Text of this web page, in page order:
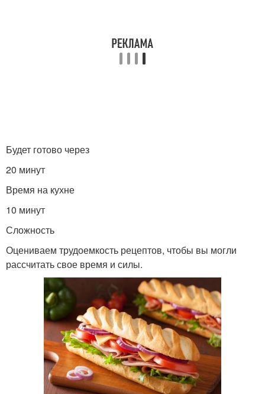
Будет готово через
20 минут
Время на кухне
10 минут
Сложность
Оцениваем трудоемкость рецептов, чтобы вы могли
рассчитать свое время и силы.